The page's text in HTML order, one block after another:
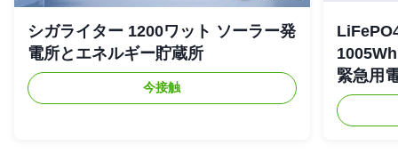
シガライター 1200ワット ソーラー発
電所とエネルギー貯蔵所
今接触
緊急用